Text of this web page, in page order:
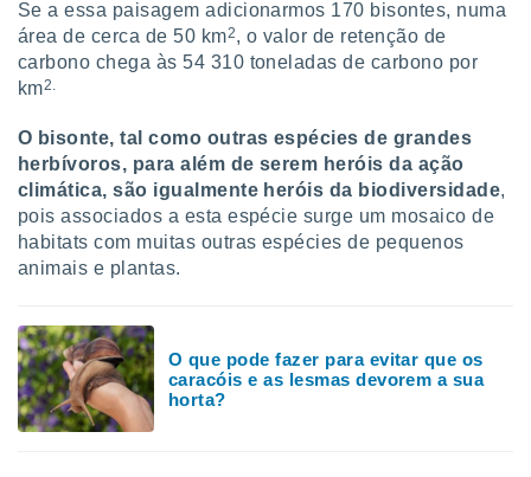
Se a essa paisagem adicionarmos 170 bisontes, numa
área de cerca de 50 km2, o valor de retenção de
carbono chega às 54 310 toneladas de carbono por
km2.
O bisonte, tal como outras espécies de grandes
herbívoros, para além de serem heróis da ação
climática, são igualmente heróis da biodiversidade,
pois associados a esta espécie surge um mosaico de
habitats com muitas outras espécies de pequenos
animais e plantas.
O que pode fazer para evitar que os
caracóis e as lesmas devorem a sua
horta?